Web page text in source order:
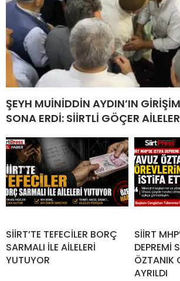
ŞEYH MUİNİDDİN AYDIN’IN
SONA ERDİ: SİİRTLİ GÖÇER
SİİRT’TE TEFECİLER BORÇ
SARMALI İLE AİLELERİ
YUTUYOR
SİİRT
DEPREMİ
ÖZTANIK
AYRILDI